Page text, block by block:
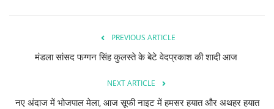
PREVIOUS ARTICLE
मंडला सांसद फग्गन सिंह कुलस्ते के बेटे वेदप्रकाश की शादी आज
NEXT ARTICLE
नए अंदाज में भोजपाल मेला, आज सूफी नाइट में हमसर हयात और अथहर हयात